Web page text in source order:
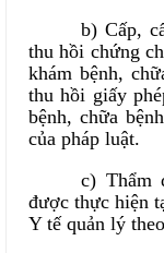
b) Cấp,
thu hồi chứng
khám bệnh,
thu hồi giấy
bệnh, chữa
của pháp luật.
c) Thẩm
được thực hiện
Y tế quản lý